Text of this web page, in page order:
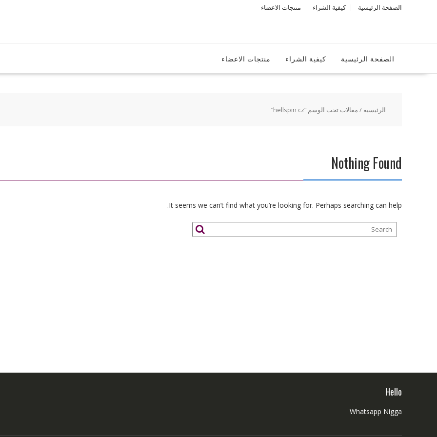
الصفحة الرئيسية كيفية الشراء منتجات الاعضاء
الصفحة الرئيسية كيفية الشراء منتجات الاعضاء
الرئيسية / مقالات تحت الوسم “hellspin cz”
Nothing Found
It seems we can’t find what you’re looking for. Perhaps searching can help.
Hello
Whatsapp Nigga